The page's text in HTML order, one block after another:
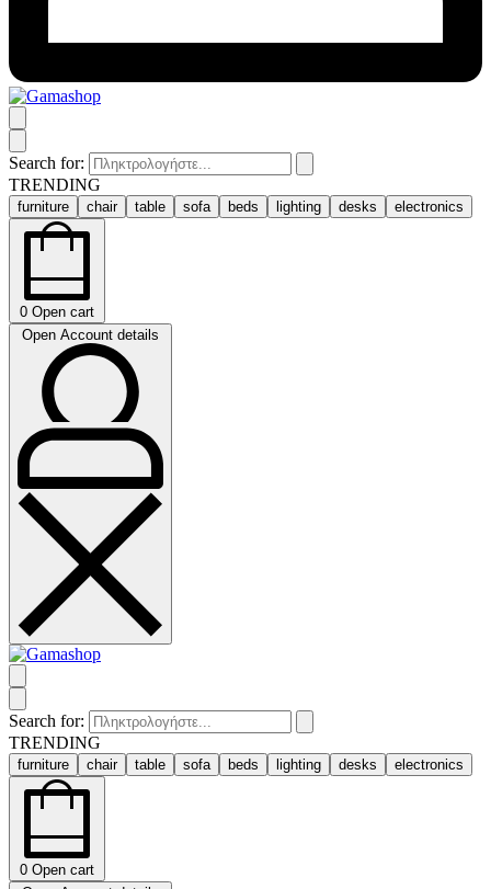
Search for:
TRENDING
furniture chair table sofa beds lighting desks electronics
0 Open cart
Open Account details
Search for:
TRENDING
furniture chair table sofa beds lighting desks electronics
0 Open cart